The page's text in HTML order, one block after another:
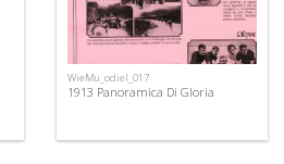
WieMu_odiel_017
1913 Panoramica Di Gloria